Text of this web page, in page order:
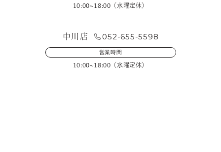
10:00~18:00（水曜定休）
中川店 052-655-5598
営業時間
10:00~18:00（水曜定休）